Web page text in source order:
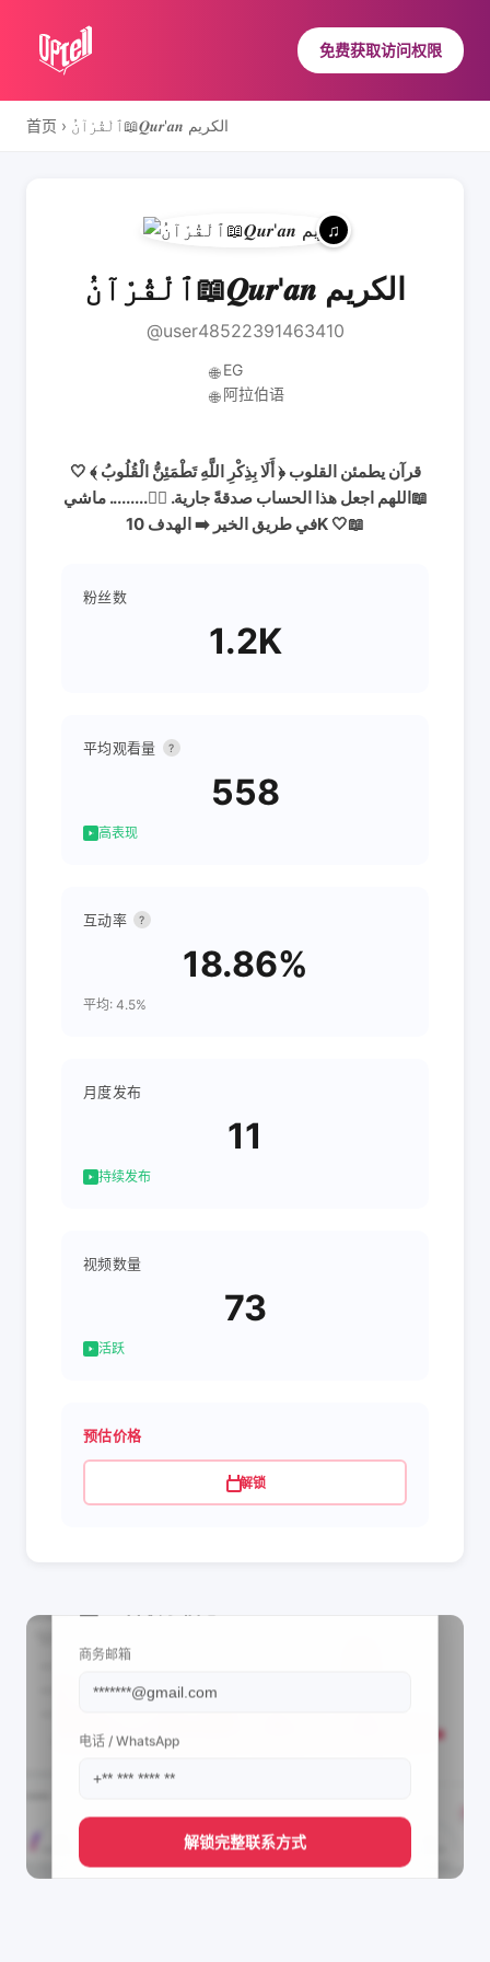
免费获取访问权限
首页 › ﭐلْقُرْآنُ📖𝑸𝒖𝒓'𝒂𝒏 الكريم
ﭐلْقُرْآنُ📖𝑸𝒖𝒓'𝒂𝒏 الكريم
@user48522391463410
🌐 EG
🌐 阿拉伯语
🤍 قرآن يطمئن القلوب ﴿ أَلَا بِذِكْرِ اللَّهِ تَطْمَئِنُّ الْقُلُوبُ ﴾
📖اللهم اجعل هذا الحساب صدقةً جارية. 🚶‍♂️......... ماشي
في طريق الخير ➡️ الهدف 10K 🤍📖
粉丝数
1.2K
平均观看量 ?
558
高表现
互动率 ?
18.86%
平均: 4.5%
月度发布
11
持续发布
视频数量
73
活跃
预估价格
解锁
商务邮箱
电话 / WhatsApp
解锁完整联系方式